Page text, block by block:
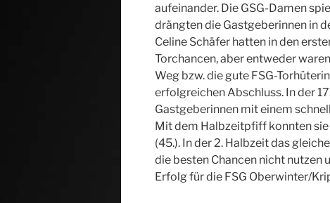
aufeinander. Die GSG-Damen
drängten die Gastgeberinnen in
Celine Schäfer hatten in den
Torchancen, aber entweder
Weg bzw. die gute FSG-
erfolgreichen Abschluss. In der
Gastgeberinnen mit einem
Mit dem Halbzeitpfiff konnten
(45.). In der 2. Halbzeit das
die besten Chancen nicht nutzen
Erfolg für die FSG Oberwinter/